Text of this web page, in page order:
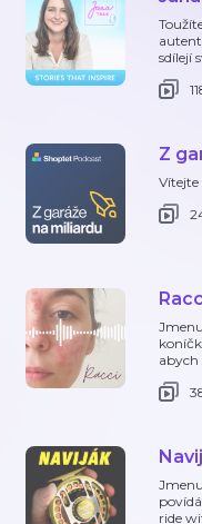
sdílejí
Z
Vítejte
abych
ride